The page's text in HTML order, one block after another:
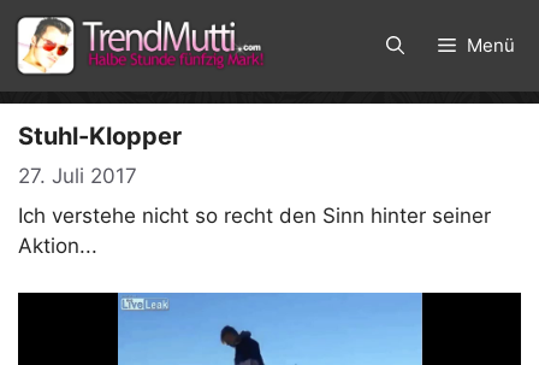
Zum
Inhalt
springen
Menü
Stuhl-Klopper
27. Juli 2017
Ich verstehe nicht so recht den Sinn hinter seiner
Aktion...